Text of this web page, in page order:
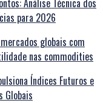
Análise Técnica dos
para 2026
Índices Futuros e
Globais